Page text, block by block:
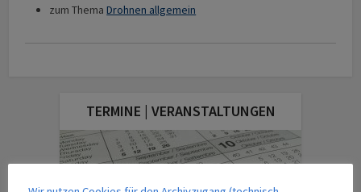
zum ThemaDrohnen allgemein
TERMINE | VERANSTALTUNGEN